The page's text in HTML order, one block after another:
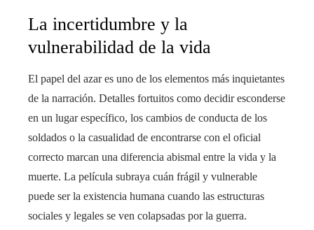
La incertidumbre y la
vulnerabilidad de la vida
El papel del azar es uno de los elementos más inquietantes
de la narración. Detalles fortuitos como decidir esconderse
en un lugar específico, los cambios de conducta de los
soldados o la casualidad de encontrarse con el oficial
correcto marcan una diferencia abismal entre la vida y la
muerte. La película subraya cuán frágil y vulnerable
puede ser la existencia humana cuando las estructuras
sociales y legales se ven colapsadas por la guerra.